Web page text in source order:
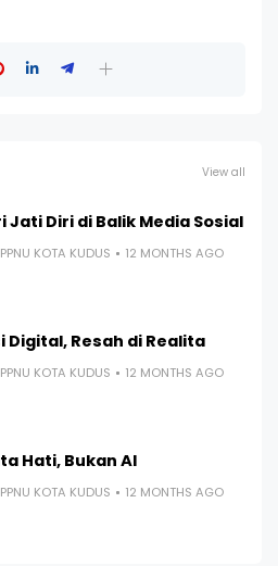
View all
Jati Diri di Balik Media Sosial
KOTA KUDUS 12 MONTHS AGO
Digital, Resah di Realita
KOTA KUDUS 12 MONTHS AGO
Hati, Bukan AI
KOTA KUDUS 12 MONTHS AGO